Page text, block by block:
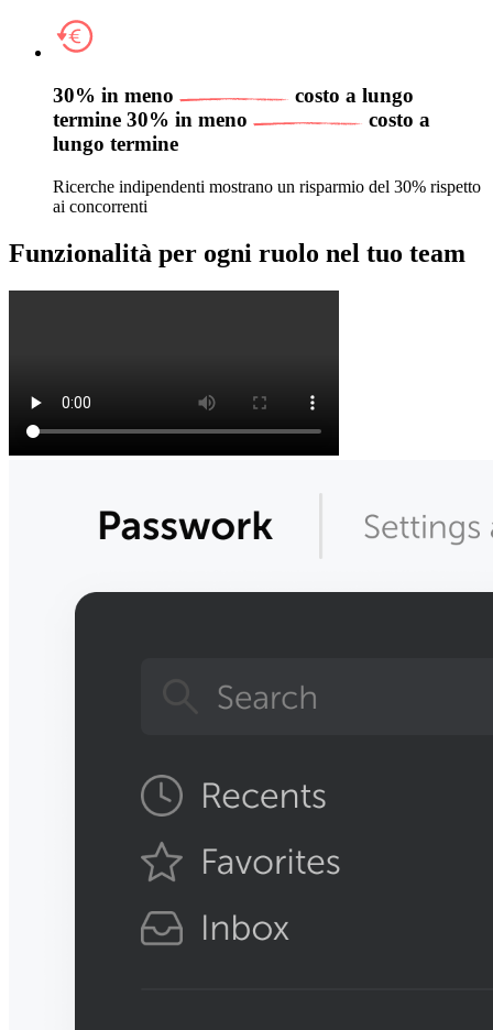
30% in meno
costo a lungo
termine 30% in meno
costo a
lungo termine
Ricerche indipendenti mostrano un risparmio del 30% rispetto
ai concorrenti
Funzionalità per ogni ruolo nel tuo team